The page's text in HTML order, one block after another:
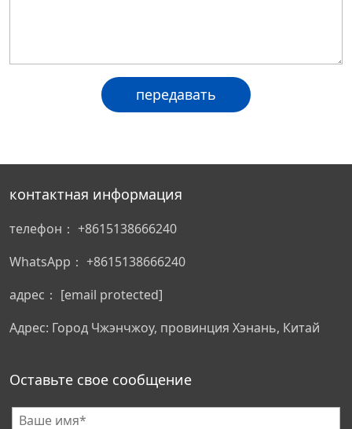
контактная информация
телефон： +8615138666240
WhatsApp： +8615138666240
адрес： [email protected]
Адрес: Город Чжэнчжоу, провинция Хэнань, Китай
Оставьте свое сообщение